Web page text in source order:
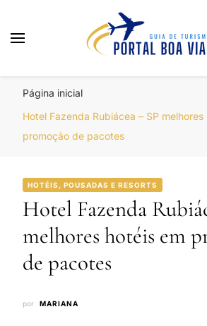
Página inicial
Hotel Fazenda Rubiácea – SP melhores
promoção de pacotes
HOTÉIS, POUSADAS E RESORTS
Hotel Fazenda
melhores hotéis em
de pacotes
por MARIANA